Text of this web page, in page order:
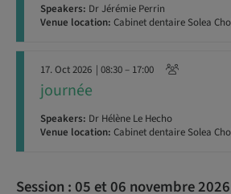
Speakers: Dr Jérémie Perrin
Venue location: Cabinet dentaire Solea
17. Oct 2026 | 08:30 – 17:00
journée
Speakers: Dr Hélène Le Hecho
Venue location: Cabinet dentaire Solea
Session : 05 et 06 novembre